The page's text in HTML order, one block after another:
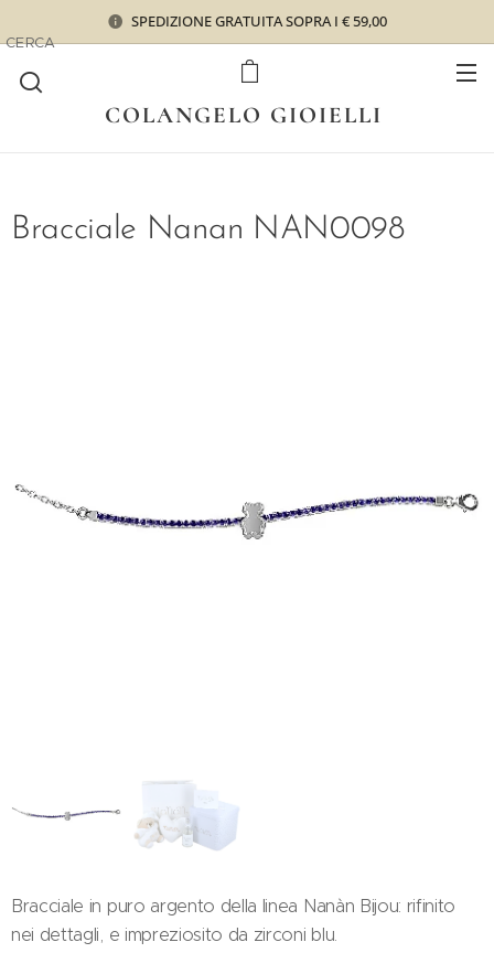
SPEDIZIONE GRATUITA SOPRA I € 59,00
COLANGELO GIOIELLI
CERCA
Bracciale Nanan NAN0098
Bracciale in puro argento della linea Nanàn Bijou: rifinito
nei dettagli, e impreziosito da zirconi blu.